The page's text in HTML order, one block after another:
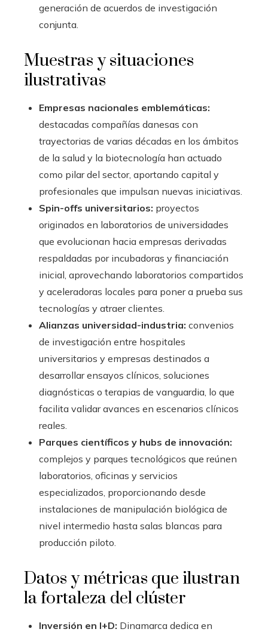
generación de acuerdos de investigación
conjunta.
Muestras y situaciones
ilustrativas
Empresas nacionales emblemáticas:
destacadas compañías danesas con
trayectorias de varias décadas en los ámbitos
de la salud y la biotecnología han actuado
como pilar del sector, aportando capital y
profesionales que impulsan nuevas iniciativas.
Spin-offs universitarios: proyectos
originados en laboratorios de universidades
que evolucionan hacia empresas derivadas
respaldadas por incubadoras y financiación
inicial, aprovechando laboratorios compartidos
y aceleradoras locales para poner a prueba sus
tecnologías y atraer clientes.
Alianzas universidad-industria: convenios
de investigación entre hospitales
universitarios y empresas destinados a
desarrollar ensayos clínicos, soluciones
diagnósticas o terapias de vanguardia, lo que
facilita validar avances en escenarios clínicos
reales.
Parques científicos y hubs de innovación:
complejos y parques tecnológicos que reúnen
laboratorios, oficinas y servicios
especializados, proporcionando desde
instalaciones de manipulación biológica de
nivel intermedio hasta salas blancas para
producción piloto.
Datos y métricas que ilustran
la fortaleza del clúster
Inversión en I+D: Dinamarca dedica en